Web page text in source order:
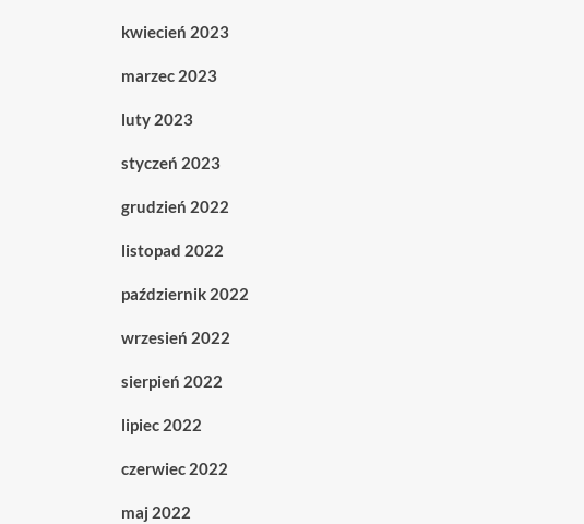
kwiecień 2023
marzec 2023
luty 2023
styczeń 2023
grudzień 2022
listopad 2022
październik 2022
wrzesień 2022
sierpień 2022
lipiec 2022
czerwiec 2022
maj 2022